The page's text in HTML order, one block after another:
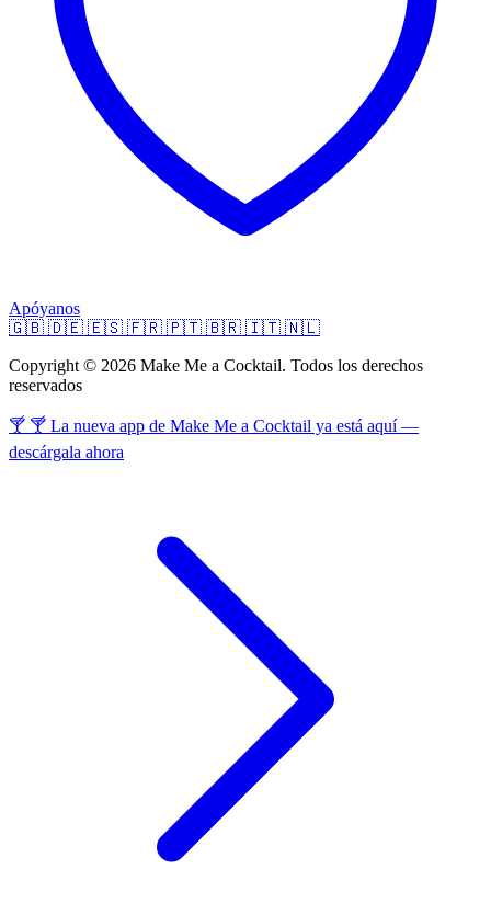
Apóyanos
🇬🇧 🇩🇪 🇪🇸 🇫🇷 🇵🇹 🇧🇷 🇮🇹 🇳🇱
Copyright © 2026 Make Me a Cocktail. Todos los derechos
reservados
🍸 🍸 La nueva app de Make Me a Cocktail ya está aquí —
descárgala ahora